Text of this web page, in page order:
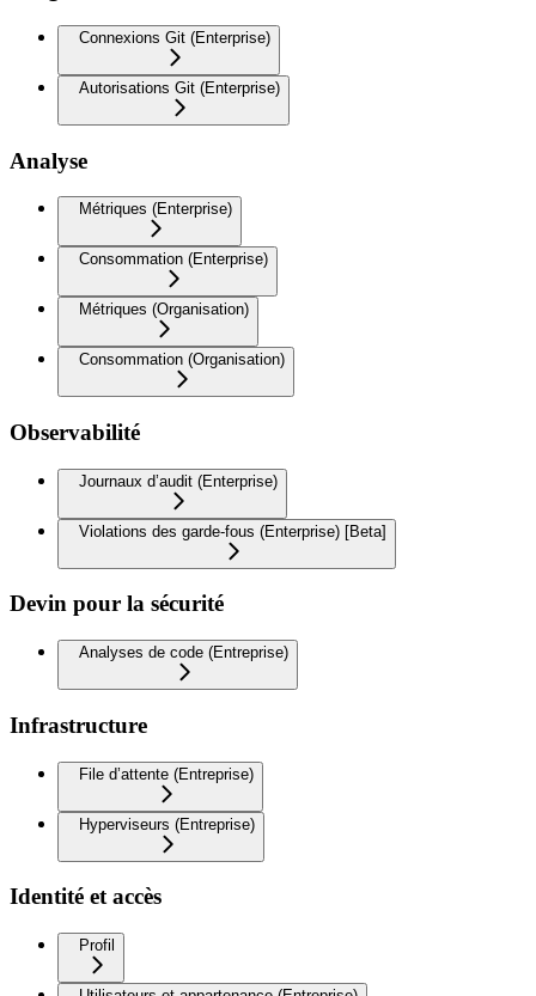
Connexions Git (Enterprise)
Autorisations Git (Enterprise)
Analyse
Métriques (Enterprise)
Consommation (Enterprise)
Métriques (Organisation)
Consommation (Organisation)
Observabilité
Journaux d’audit (Enterprise)
Violations des garde-fous (Enterprise) [Beta]
Devin pour la sécurité
Analyses de code (Entreprise)
Infrastructure
File d’attente (Entreprise)
Hyperviseurs (Entreprise)
Identité et accès
Profil